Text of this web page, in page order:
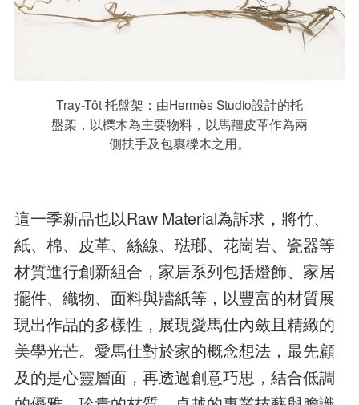
Tray-Tôt 托盤架：由Hermès Studio設計的托
盤架，以櫟木為主要物料，以馬韁皮革作為兩
側扶手及包裹櫟木之用。
這一季新品也以Raw Material為訴求，將竹、
紙、棉、皮革、絲線、琺瑯、花崗岩、瓷器等
材質進行創新組合，家居系列包括燈飾、家居
擺件、織物、面料與牆紙等，以豐富的材質展
現出作品的多樣性，展現愛馬仕內斂且精緻的
美學光芒。愛馬仕對於家的概念想法，最先顧
及的是心靈層面，再透過創意巧思，結合低調